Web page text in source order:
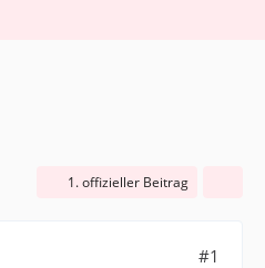
1. offizieller Beitrag
#1